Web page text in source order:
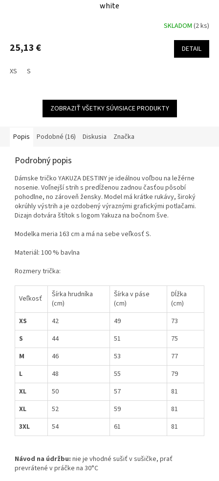
white
SKLADOM (2 ks)
25,13 € DETAIL
XS S
ZOBRAZIŤ VŠETKY SÚVISIACE PRODUKTY
Popis Podobné (16) Diskusia Značka
Podrobný popis
Dámske tričko YAKUZA DESTINY je ideálnou voľbou na ležérne
nosenie. Voľnejší strih s predĺženou zadnou časťou pôsobí
pohodlne, no zároveň žensky. Model má krátke rukávy, široký
okrúhly výstrih a je ozdobený výraznými grafickými potlačami.
Dizajn dotvára štítok s logom Yakuza na bočnom šve.
Modelka meria 163 cm a má na sebe veľkosť S.
Materiál: 100 % bavlna
Rozmery trička:
Veľkosť
Šírka hrudníka
(cm)
Šírka v páse
(cm)
Dĺžka
(cm)
XS
42 49
73
S
44 51
75
M
46 53
77
L
48 55
79
XL
50 57
81
XL
52 59
81
3XL
54 61 81
Návod na údržbu: nie je vhodné sušiť v sušičke, prať
prevrátené v práčke na 30°C